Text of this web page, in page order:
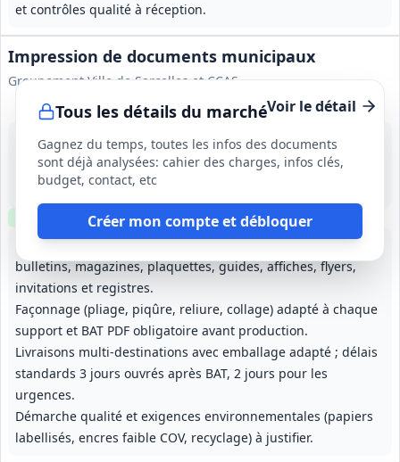
et contrôles qualité à réception.
Tous les détails du marché
Gagnez du temps, toutes les infos des documents
sont déjà analysées: cahier des charges, infos clés,
budget, contact, etc
Créer mon compte et débloquer
Impression de documents municipaux
Groupement Ville de Sarcelles et CCAS
Voir le détail
Impression quadri et noir/blanc de supports variés :
bulletins, magazines, plaquettes, guides, affiches, flyers,
invitations et registres.
Façonnage (pliage, piqûre, reliure, collage) adapté à chaque
support et BAT PDF obligatoire avant production.
Livraisons multi-destinations avec emballage adapté ; délais
standards 3 jours ouvrés après BAT, 2 jours pour les
urgences.
Démarche qualité et exigences environnementales (papiers
labellisés, encres faible COV, recyclage) à justifier.
4 sept. 2026
Sarcelles (95)
75 000 €
1 an, reconductible tacitement 3 fois (4 ans maximum)
Clause environnementale